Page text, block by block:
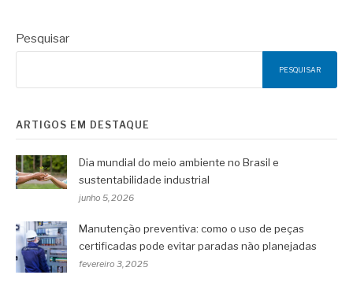
Pesquisar
PESQUISAR
ARTIGOS EM DESTAQUE
Dia mundial do meio ambiente no Brasil e
sustentabilidade industrial
junho 5, 2026
Manutenção preventiva: como o uso de peças
certificadas pode evitar paradas não planejadas
fevereiro 3, 2025